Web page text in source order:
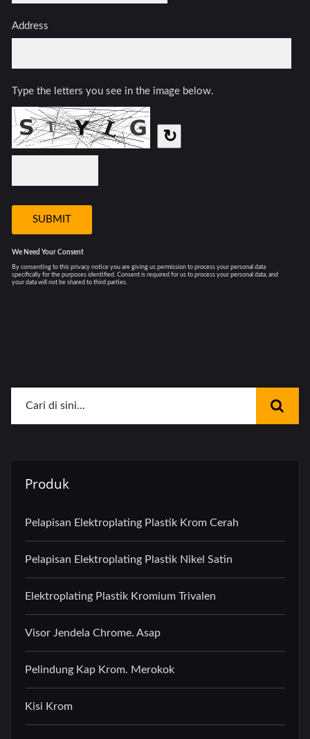
Produk
Pelapisan Elektroplating Plastik Krom Cerah
Pelapisan Elektroplating Plastik Nikel Satin
Elektroplating Plastik Kromium Trivalen
Visor Jendela Chrome. Asap
Pelindung Kap Krom. Merokok
Kisi Krom